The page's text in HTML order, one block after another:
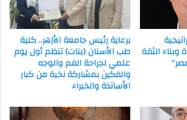
وبناء الثقة
برعاية رئيس جامعة الأزهر.. كلية
طب الأسنان (بنات) تنظم أول يوم
علمي لجراحة الفم والوجه
والفكين بمشاركة نخبة من كبار
الأساتذة والخبراء